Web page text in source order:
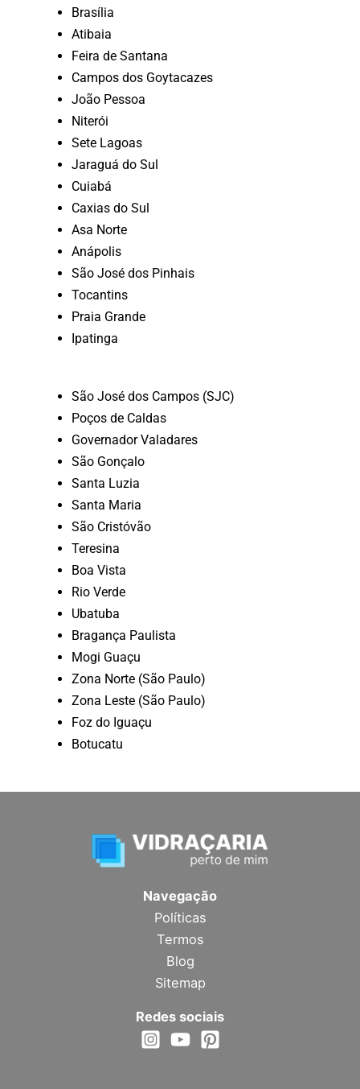
Brasília
Atibaia
Feira de Santana
Campos dos Goytacazes
João Pessoa
Niterói
Sete Lagoas
Jaraguá do Sul
Cuiabá
Caxias do Sul
Asa Norte
Anápolis
São José dos Pinhais
Tocantins
Praia Grande
Ipatinga
São José dos Campos (SJC)
Poços de Caldas
Governador Valadares
São Gonçalo
Santa Luzia
Santa Maria
São Cristóvão
Teresina
Boa Vista
Rio Verde
Ubatuba
Bragança Paulista
Mogi Guaçu
Zona Norte (São Paulo)
Zona Leste (São Paulo)
Foz do Iguaçu
Botucatu
Navegação
Políticas
Termos
Blog
Sitemap
Redes sociais